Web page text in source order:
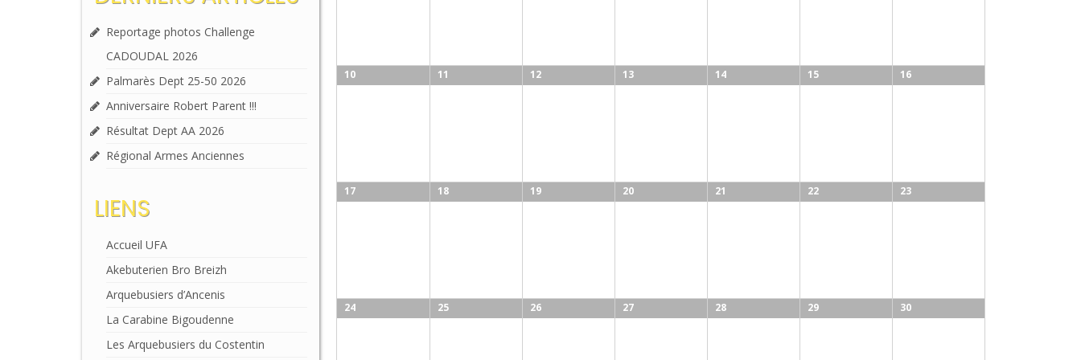
10 11 12 13 14 15 16
17 18 19 20 21 22 23
24 25 26 27 28 29 30
Reportage photos Challenge
CADOUDAL 2026
Palmarès Dept 25-50 2026
Anniversaire Robert Parent !!!
Résultat Dept AA 2026
Régional Armes Anciennes
LIENS
Accueil UFA
Akebuterien Bro Breizh
Arquebusiers d’Ancenis
La Carabine Bigoudenne
Les Arquebusiers du Costentin